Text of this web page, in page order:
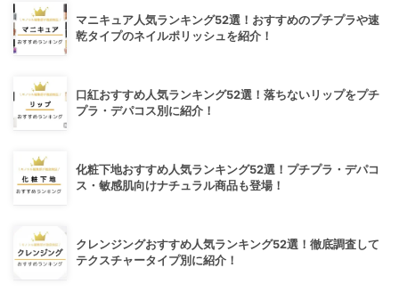
マニキュア人気ランキング52選！おすすめのプチプラや速
乾タイプのネイルポリッシュを紹介！
口紅おすすめ人気ランキング52選！落ちないリップをプチ
プラ・デパコス別に紹介！
化粧下地おすすめ人気ランキング52選！プチプラ・デパコ
ス・敏感肌向けナチュラル商品も登場！
クレンジングおすすめ人気ランキング52選！徹底調査して
テクスチャータイプ別に紹介！